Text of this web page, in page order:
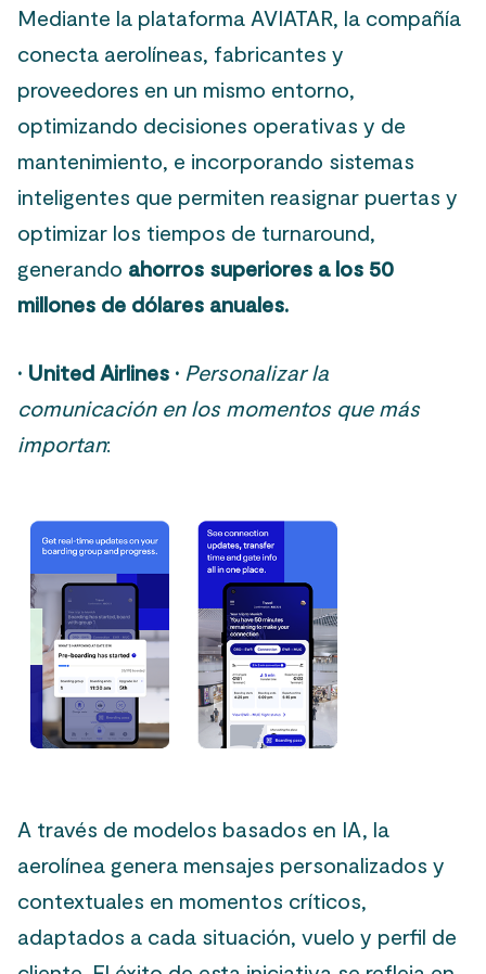
Mediante la plataforma AVIATAR, la compañía
conecta aerolíneas, fabricantes y
proveedores en un mismo entorno,
optimizando decisiones operativas y de
mantenimiento, e incorporando sistemas
inteligentes que permiten reasignar puertas y
optimizar los tiempos de turnaround,
generando ahorros superiores a los 50
millones de dólares anuales.
· United Airlines · Personalizar la
comunicación en los momentos que más
importan:
A través de modelos basados en IA, la
aerolínea genera mensajes personalizados y
contextuales en momentos críticos,
adaptados a cada situación, vuelo y perfil de